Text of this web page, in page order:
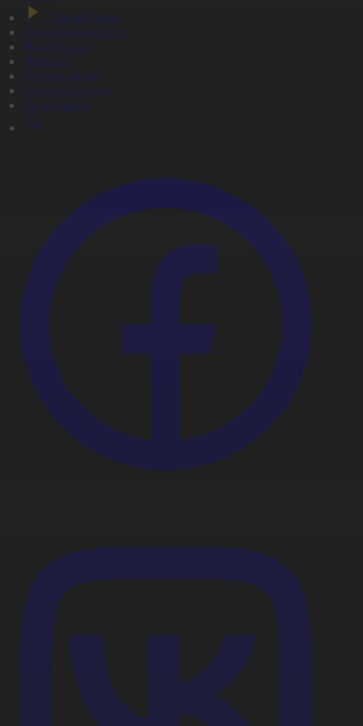
Тікелей эфир
Бағдарлама кестесі
Жаңалықтар
Жобалар
Телехикаялар
Мультсериалдар
Видеоархив